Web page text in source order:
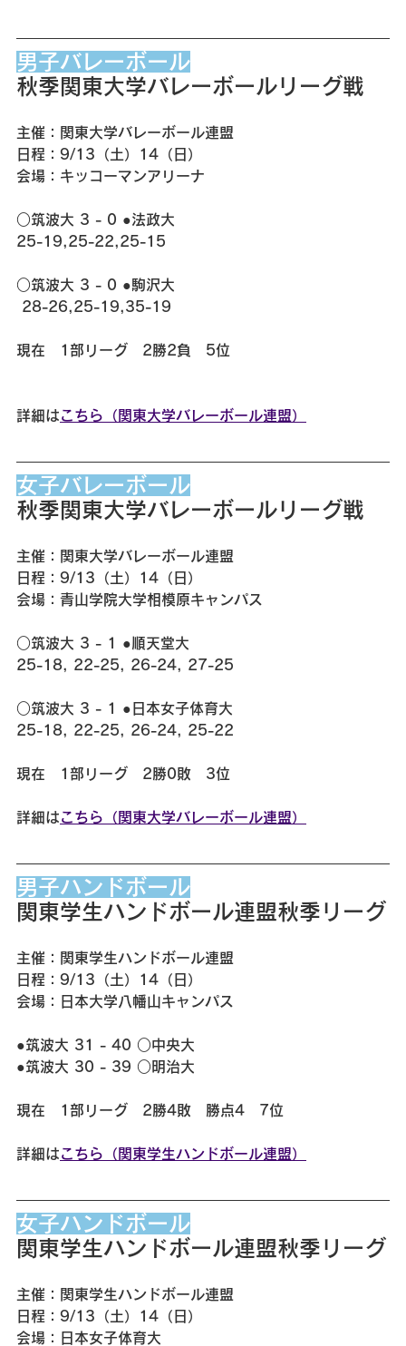
男子バレーボール
秋季関東大学バレーボールリーグ戦
主催：関東大学バレーボール連盟
日程：9/13（土）14（日）
会場：キッコーマンアリーナ
○筑波大 3 - 0 ●法政大
25-19,25-22,25-15
○筑波大 3 - 0 ●駒沢大
28-26,25-19,35-19
現在　1部リーグ　2勝2負　5位
詳細はこちら（関東大学バレーボール連盟）
女子バレーボール
秋季関東大学バレーボールリーグ戦
主催：関東大学バレーボール連盟
日程：9/13（土）14（日）
会場：青山学院大学相模原キャンパス
○筑波大 3 - 1 ●順天堂大
25-18, 22-25, 26-24, 27-25
○筑波大 3 - 1 ●日本女子体育大
25-18, 22-25, 26-24, 25-22
現在　1部リーグ　2勝0敗　3位
詳細はこちら（関東大学バレーボール連盟）
男子ハンドボール
関東学生ハンドボール連盟秋季リーグ
主催：関東学生ハンドボール連盟
日程：9/13（土）14（日）
会場：日本大学八幡山キャンパス
●筑波大 31 - 40 ○中央大
●筑波大 30 - 39 ○明治大
現在　1部リーグ　2勝4敗　勝点4　7位
詳細はこちら（関東学生ハンドボール連盟）
女子ハンドボール
関東学生ハンドボール連盟秋季リーグ
主催：関東学生ハンドボール連盟
日程：9/13（土）14（日）
会場：日本女子体育大